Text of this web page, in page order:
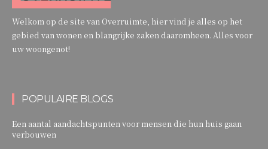
Welkom op de site van Overruimte, hier vind je alles op het
gebied van wonen en blangrijke zaken daaromheen. Alles voor
uw woongenot!
POPULAIRE BLOGS
Een aantal aandachtspunten voor mensen die hun huis gaan
verbouwen